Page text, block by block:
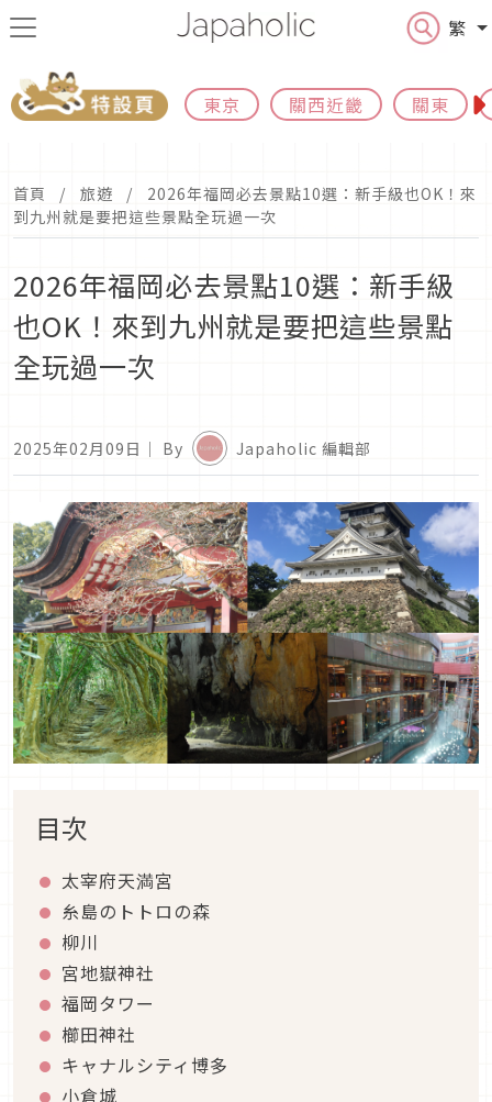
繁
東京 關西近畿 關東
首頁 旅遊
2026年福岡必去景點10選：新手級也OK！來
到九州就是要把這些景點全玩過一次
2026年福岡必去景點10選：新手級
也OK！來到九州就是要把這些景點
全玩過一次
2025年02月09日 ｜ By Japaholic 編輯部
目次
太宰府天満宮
糸島のトトロの森
柳川
宮地嶽神社
福岡タワー
櫛田神社
キャナルシティ博多
小倉城